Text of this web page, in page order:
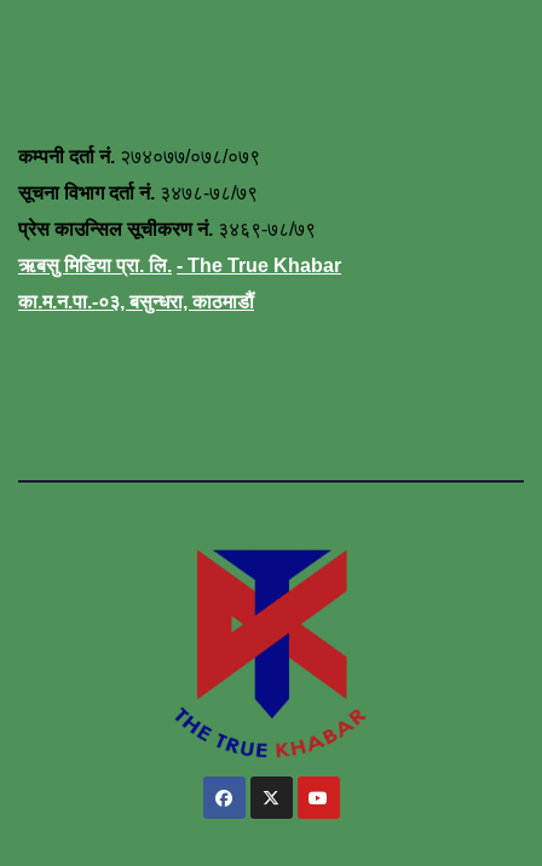
कम्पनी दर्ता नं. २७४०७७/०७८/०७९
सूचना विभाग दर्ता नं. ३४७८-७८/७९
प्रेस काउन्सिल सूचीकरण नं. ३४६९-७८/७९
ऋबसु मिडिया प्रा. लि. - The True Khabar
का.म.न.पा.-०३, बसुन्धरा, काठमाडौं